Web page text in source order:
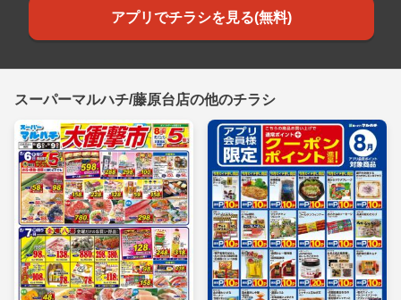
アプリでチラシを見る(無料)
スーパーマルハチ/藤原台店の他のチラシ